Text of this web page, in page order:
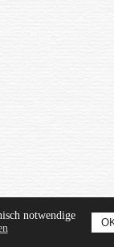
notwendige